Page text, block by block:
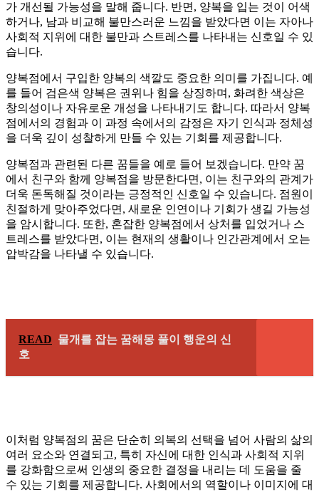
가 개선될 가능성을 말해 줍니다. 반면, 양복을 입는 것이 어색
하거나, 남과 비교해 불만스러운 느낌을 받았다면 이는 자아나
사회적 지위에 대한 불만과 스트레스를 나타내는 신호일 수 있
습니다.
양복점에서 구입한 양복의 색깔도 중요한 의미를 가집니다. 예
를 들어 검은색 양복은 권위나 힘을 상징하며, 화려한 색상은
창의성이나 자유로운 개성을 나타내기도 합니다. 따라서 양복
점에서의 경험과 이 과정 속에서의 감정은 자기 인식과 정체성
을 더욱 깊이 성찰하게 만들 수 있는 기회를 제공합니다.
양복점과 관련된 다른 꿈들을 예로 들어 보겠습니다. 만약 꿈
에서 친구와 함께 양복점을 방문한다면, 이는 친구와의 관계가
더욱 돈독해질 것이라는 긍정적인 신호일 수 있습니다. 점원이
친절하게 맞아주었다면, 새로운 인연이나 기회가 생길 가능성
을 암시합니다. 또한, 혼잡한 양복점에서 상처를 입었거나 스
트레스를 받았다면, 이는 현재의 생활이나 인간관계에서 오는
압박감을 나타낼 수 있습니다.
READ 물개를 잡는 꿈해몽 풀이 행운의 신
호
이처럼 양복점의 꿈은 단순히 의복의 선택을 넘어 사람의 삶의
여러 요소와 연결되고, 특히 자신에 대한 인식과 사회적 지위
를 강화함으로써 인생의 중요한 결정을 내리는 데 도움을 줄
수 있는 기회를 제공합니다. 사회에서의 역할이나 이미지에 대